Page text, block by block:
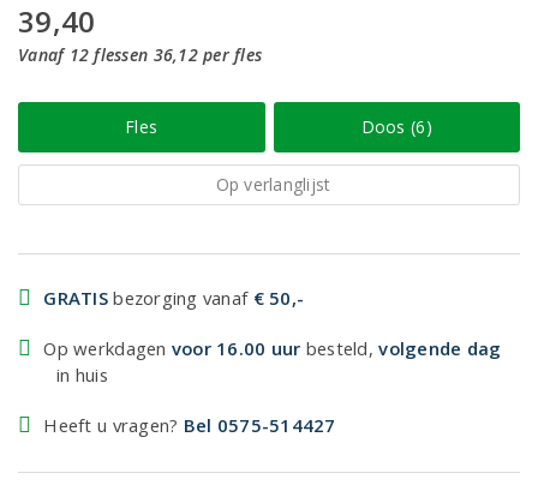
39,40
Vanaf 12 flessen 36,12 per fles
Fles Doos (6)
Op verlanglijst
GRATIS bezorging vanaf € 50,-
Op werkdagen voor 16.00 uur besteld,volgende dag
in huis
Heeft u vragen? Bel 0575-514427